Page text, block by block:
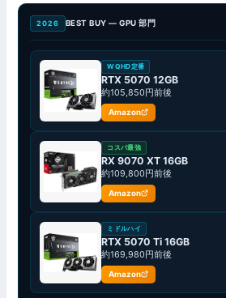
2026 BEST BUY — GPU 部門
WQHD定番
RTX 5070 12GB
約105,850円前後
Amazon
コスパ最強
RX 9070 XT 16GB
約109,800円前後
Amazon
ミドルハイ
RTX 5070 Ti 16GB
約169,980円前後
Amazon